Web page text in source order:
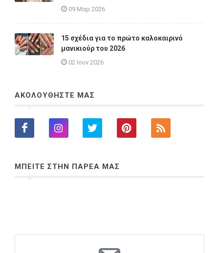
09 Μαρ 2026
15 σχέδια για το πρώτο καλοκαιρινό
μανικιούρ του 2026
02 Ιουν 2026
ΑΚΟΛΟΥΘΗΣΤΕ ΜΑΣ
ΜΠΕΙΤΕ ΣΤΗΝ ΠΑΡΕΑ ΜΑΣ